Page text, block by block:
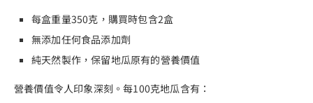
每盒重量350克，購買時包含2盒
無添加任何食品添加劑
純天然製作，保留地瓜原有的營養價值
營養價值令人印象深刻。每100克地瓜含有：